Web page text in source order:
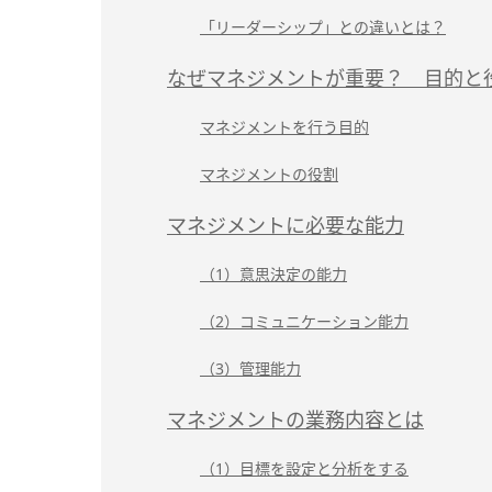
「リーダーシップ」との違いとは？
なぜマネジメントが重要？ 目的と
マネジメントを行う目的
マネジメントの役割
マネジメントに必要な能力
（1）意思決定の能力
（2）コミュニケーション能力
（3）管理能力
マネジメントの業務内容とは
（1）目標を設定と分析をする